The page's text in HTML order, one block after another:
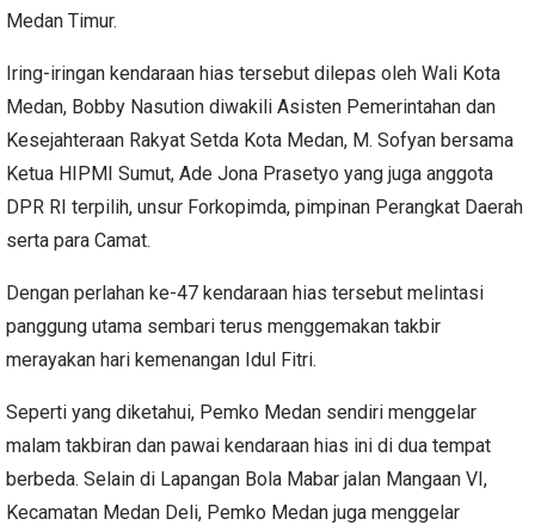
Medan Timur.
Iring-iringan kendaraan hias tersebut dilepas oleh Wali Kota
Medan, Bobby Nasution diwakili Asisten Pemerintahan dan
Kesejahteraan Rakyat Setda Kota Medan, M. Sofyan bersama
Ketua HIPMI Sumut, Ade Jona Prasetyo yang juga anggota
DPR RI terpilih, unsur Forkopimda, pimpinan Perangkat Daerah
serta para Camat.
Dengan perlahan ke-47 kendaraan hias tersebut melintasi
panggung utama sembari terus menggemakan takbir
merayakan hari kemenangan Idul Fitri.
Seperti yang diketahui, Pemko Medan sendiri menggelar
malam takbiran dan pawai kendaraan hias ini di dua tempat
berbeda. Selain di Lapangan Bola Mabar jalan Mangaan VI,
Kecamatan Medan Deli, Pemko Medan juga menggelar